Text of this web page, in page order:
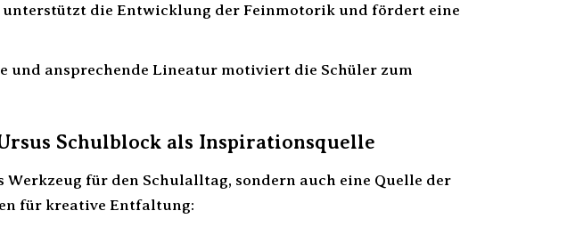
die Entwicklung der Feinmotorik und fördert eine
und ansprechende Lineatur motiviert die Schüler zum
Schulblock als Inspirationsquelle
für den Schulalltag, sondern auch eine Quelle der
für kreative Entfaltung: